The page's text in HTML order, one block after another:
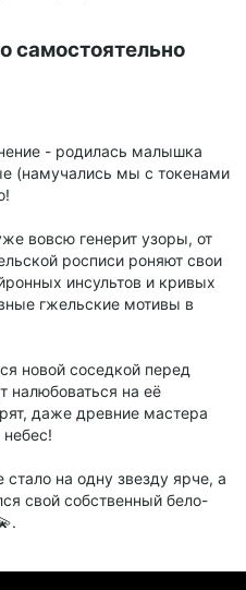
самостоятельно
- родилась малышка
(намучались мы с токенами
вовсю генерит узоры, от
росписи роняют свои
инсультов и кривых
гжельские мотивы в
новой соседкой перед
налюбоваться на её
даже древние мастера
стало на одну звезду ярче, а
свой собственный бело-